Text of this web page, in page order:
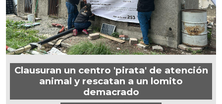
Clausuran un centro 'pirata' de atención
animal y rescatan a un lomito
demacrado